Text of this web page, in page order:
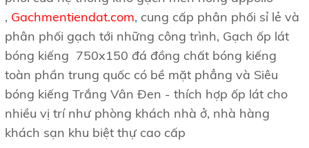
, Gachmentiendat.com, cung cấp phân phối sỉ lẻ và
phân phối gạch tới những công trình, Gạch ốp lát
bóng kiếng 750x150 đá đồng chất bóng kiếng
toàn phần trung quốc có bề mặt phẳng và Siêu
bóng kiếng Trắng Vân Đen - thích hợp ốp lát cho
nhiều vị trí như phòng khách nhà ở, nhà hàng
khách sạn khu biệt thự cao cấp